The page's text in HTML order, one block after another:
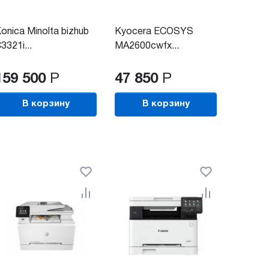
Minolta bizhub
500 Р
В корзину
Kyocera ECOSYS
MA2600cwfx...
47 850 Р
В корзину